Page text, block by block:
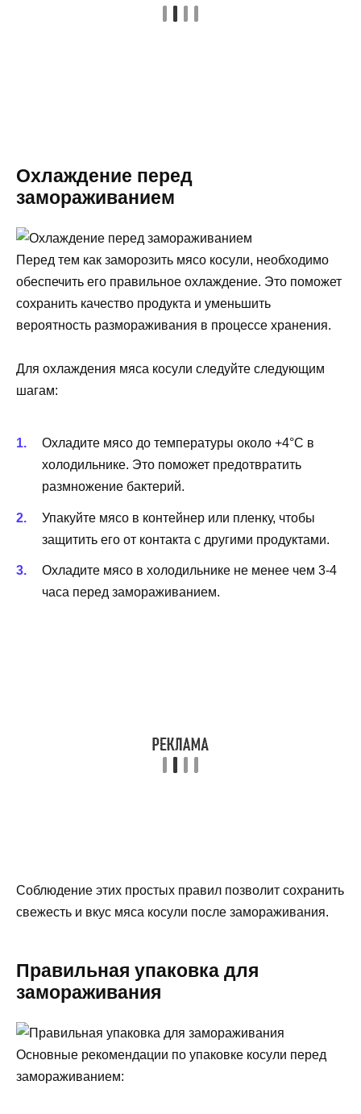
Охлаждение перед
замораживанием
Перед тем как заморозить мясо косули, необходимо
обеспечить его правильное охлаждение. Это поможет
сохранить качество продукта и уменьшить
вероятность размораживания в процессе хранения.
Для охлаждения мяса косули следуйте следующим
шагам:
Охладите мясо до температуры около +4°С в
холодильнике. Это поможет предотвратить
размножение бактерий.
Упакуйте мясо в контейнер или пленку, чтобы
защитить его от контакта с другими продуктами.
Охладите мясо в холодильнике не менее чем 3-4
часа перед замораживанием.
Соблюдение этих простых правил позволит сохранить
свежесть и вкус мяса косули после замораживания.
Правильная упаковка для
замораживания
Основные рекомендации по упаковке косули перед
замораживанием: